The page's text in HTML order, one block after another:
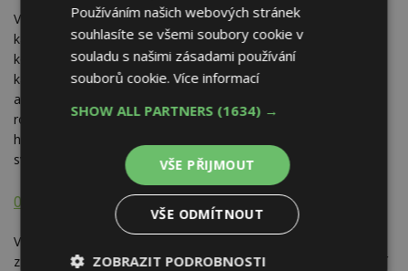
Výroba a dodávky skladových, stavebních, obytných,
kancelářských a sanitárních kontejnerů, velkoobjemové
kontejnery, kontejnery na odpad; prodej použitých
kancelářských kontejnerů, lodních kontejnerů; výroba
akumulačních a tlakových nádob; vzdušníky, kombinované
rozdělovače se sběračem, trubkové rozdělovače, HVDT -
hydraulické vyrovnávače dynamických tlaků, atypické nádoby;
svářečské a zámečnické práce
OFC, spol. s r.o. Zlín
Výroba a montáž obytných, sanitárních a kancelářských buněk
z polyuretanových panelů jednotlivě nebo v sestavách, prodejní
Používáním našich webových stránek
souhlasíte se všemi soubory cookie v
souladu s našimi zásadami používání
souborů cookie.Více informací
SHOW ALL PARTNERS (1634) →
VŠE PŘIJMOUT
VŠE ODMÍTNOUT
ZOBRAZIT PODROBNOSTI